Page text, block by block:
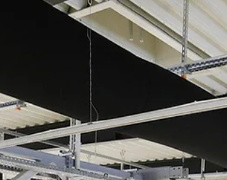
할 변화는 기내수하물 액체류 규정입니다. 최신 C3
보안검색 장비가 양쪽 터미널에 설치되면서 기존
100ml 제한과 투명 지퍼백 규정이 폐지되었습니
① 2026년 더블린 공항 액체류 규정 더블린 공항
서는 기내수하물에 다음과 같이 액체류와 젤 제품
넣을 수 있습니다. 액체류 용기 하나당 최대 2L 반
가능한 액체류 용기의 개수에는 별도 제한 없음 투
명 지퍼백에 따로 넣을 필요 없음 보안검색 때 가
에서 액체류를 꺼낼 필요 없음 노트북, 태블릿 등
자기기도 가방에 넣은 채 검색 가능 물, 음료, 로션,
화장품, 치약, 향수, 선크림과 같은 액체·젤 제품도
용기 하나가 2L를 초과하지 않는다면 더블린 공항